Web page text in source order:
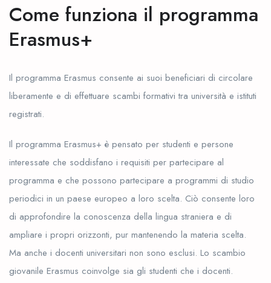
Come funziona il programma
Erasmus+
Il programma Erasmus consente ai suoi beneficiari di circolare
liberamente e di effettuare scambi formativi tra università e istituti
registrati.
Il programma Erasmus+ è pensato per studenti e persone
interessate che soddisfano i requisiti per partecipare al
programma e che possono partecipare a programmi di studio
periodici in un paese europeo a loro scelta. Ciò consente loro
di approfondire la conoscenza della lingua straniera e di
ampliare i propri orizzonti, pur mantenendo la materia scelta.
Ma anche i docenti universitari non sono esclusi. Lo scambio
giovanile Erasmus coinvolge sia gli studenti che i docenti.